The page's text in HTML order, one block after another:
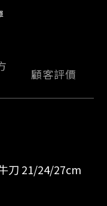
顧客評價
刀 21/24/27cm